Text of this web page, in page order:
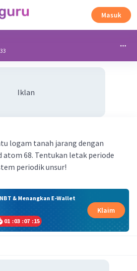
Masuk
Iklan
logam tanah jarang dengan
atom 68. Tentukan letak periode
periodik unsur!
& Menangkan E-Wallet
01 :03 :07 :14
Klaim